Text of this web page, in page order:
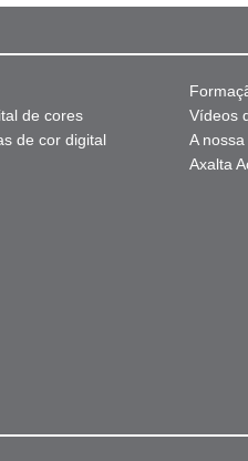
de cores
de cor digital
Vídeos
A
Axalta